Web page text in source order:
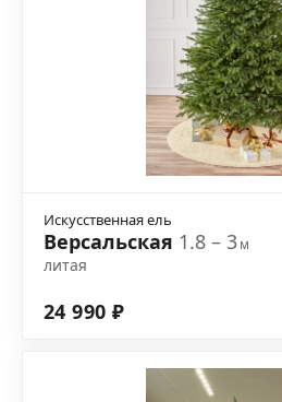
Искусственная ель
Версальская 1.8 – 3м
литая
24 990 ₽